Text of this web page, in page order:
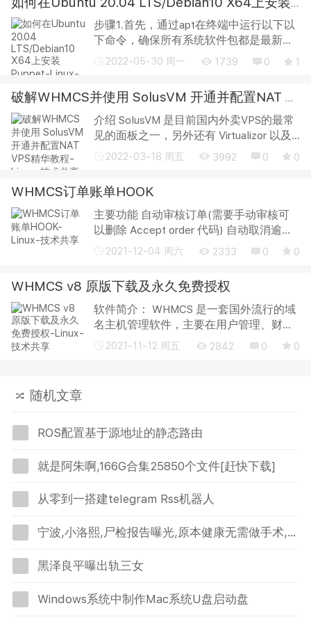
如何在Ubuntu 20.04 LTS/Debian10 X64上安装Puppet
步骤1.首先，通过apt在终端中运行以下以
下命令，确保所有系统软件包都是最新
的。 sudo apt update sudo apt upgrade 步
载...
2022-05-30 周一 1739 0 1
破解WHMCS并使用 SolusVM 开通并配置NAT VPS精华教程
介绍 SolusVM 是目前国内外卖VPS的最常
见的面板之一，另外还有 Virtualizor 以及
Xen System，以及比较少见的 Promox 和
ESXi 以及非常稀有土豪专用的 OnApp。当
...
2022-03-18 周五 3992 0 0
WHMCS订单账单HOOK
主要功能 自动审核订单(需要手动审核可
以删除 Accept order 代码) 自动取消逾期
订单, 可以自定义允许逾期时间(需要手动
取消可以删除 Cancel order 代码) 自动取
务...
2021-12-04 周六 2333 0 0
WHMCS v8 原版下载及永久免费授权
软件简介： WHMCS 是一套国外流行的域
名主机管理软件，主要在用户管理、财务
管理、域名接口、服务器管理面板接口等
2021-11-12 周五 2842 0 0
随机文章
ROS配置基于源地址的静态路由
就是阿朱啊,166G合集25850个文件[赶快下载]
从零到一搭建telegram Rss机器人
宁波,小洛熙,尸检报告曝光,原本健康无需做手术,中国医生造假
黑泽良平曝出轨三女
Windows系统中制作Mac系统U盘启动盘